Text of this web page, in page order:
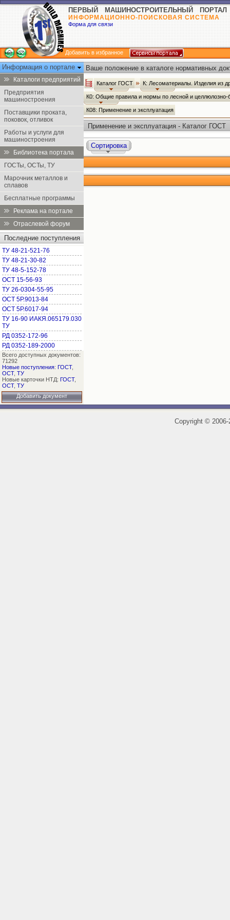
ПЕРВЫЙ МАШИНОСТРОИТЕЛЬНЫЙ ПОРТАЛ
ИНФОРМАЦИОННО-ПОИСКОВАЯ СИСТЕМА
Форма для связи
Добавить в избранное
Информация о портале
Каталоги предприятий
Предприятия
машиностроения
Поставщики проката,
поковок, отливок
Работы и услуги для
машиностроения
Библиотека портала
ГОСТы, ОСТы, ТУ
Марочник металлов и
сплавов
Бесплатные программы
Реклама на портале
Отраслевой форум
Последние поступления
ТУ 48-21-521-76
ТУ 48-21-30-82
ТУ 48-5-152-78
ОСТ 15-56-93
ТУ 26-0304-55-95
ОСТ 5Р.9013-84
ОСТ 5Р.6017-94
ТУ 16-90 ИАКЯ.065179.030
ТУ
РД 0352-172-96
РД 0352-189-2000
Всего доступных документов:
71292
Новые поступления: ГОСТ,
ОСТ, ТУ
Новые карточки НТД: ГОСТ,
ОСТ, ТУ
Добавить документ
Ваше положение в каталоге нормативных
Каталог ГОСТ К: Лесоматериалы. Изделия из
К0: Общие правила и нормы по лесной и
К08: Применение и эксплуатация
Применение и эксплуатация - Каталог ГОСТ
Сортировка
Copyright ©